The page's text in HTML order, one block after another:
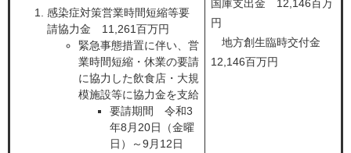
感染症対策営業時間短縮等要
請協力金 11,261百万円​
緊急事態措置に伴い、営
業時間短縮・休業の要請
に協力した飲食店・大規
模施設等に協力金を支給
要請期間 令和3
年8月20日（金曜
日）～9月12日
国庫支出金 12,146百万
円
地方創生臨時交付金
12,146百万円